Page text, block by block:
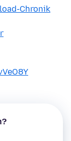
Chronik